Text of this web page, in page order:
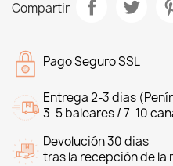
Compartir
Pago Seguro SSL
Entrega 2-3 dias
3-5 baleares / 7-10
Devolución 30 dias
tras la recepción de la